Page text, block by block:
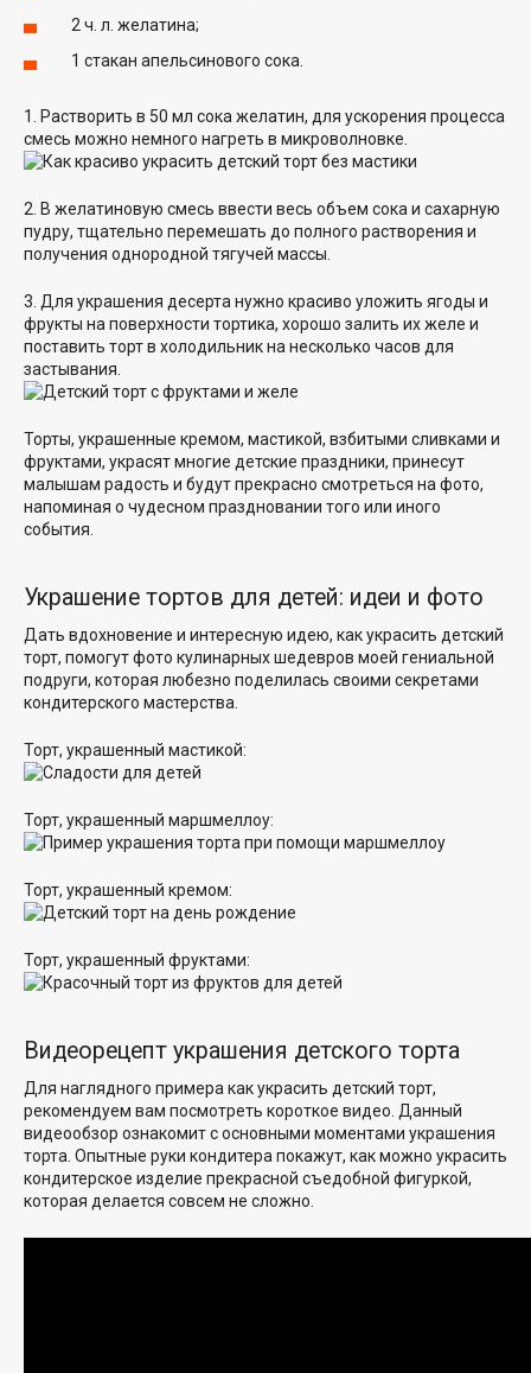
2 ч. л. желатина;
1 стакан апельсинового сока.
1. Растворить в 50 мл сока желатин, для ускорения процесса
смесь можно немного нагреть в микроволновке.
2. В желатиновую смесь ввести весь объем сока и сахарную
пудру, тщательно перемешать до полного растворения и
получения однородной тягучей массы.
3. Для украшения десерта нужно красиво уложить ягоды и
фрукты на поверхности тортика, хорошо залить их желе и
поставить торт в холодильник на несколько часов для
застывания.
Торты, украшенные кремом, мастикой, взбитыми сливками и
фруктами, украсят многие детские праздники, принесут
малышам радость и будут прекрасно смотреться на фото,
напоминая о чудесном праздновании того или иного
события.
Украшение тортов для детей: идеи и фото
Дать вдохновение и интересную идею, как украсить детский
торт, помогут фото кулинарных шедевров моей гениальной
подруги, которая любезно поделилась своими секретами
кондитерского мастерства.
Торт, украшенный мастикой:
Торт, украшенный маршмеллоу:
Торт, украшенный кремом:
Торт, украшенный фруктами:
Видеорецепт украшения детского торта
Для наглядного примера как украсить детский торт,
рекомендуем вам посмотреть короткое видео. Данный
видеообзор ознакомит с основными моментами украшения
торта. Опытные руки кондитера покажут, как можно украсить
кондитерское изделие прекрасной съедобной фигуркой,
которая делается совсем не сложно.